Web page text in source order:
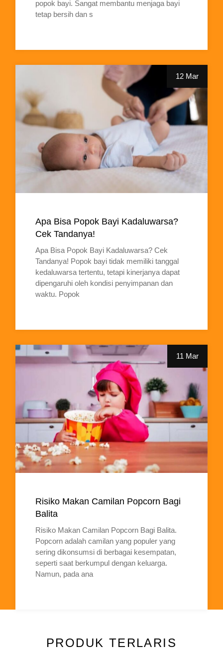
popok bayi. Sangat membantu menjaga bayi
tetap bersih dan s
12 Mar
Apa Bisa Popok Bayi Kadaluwarsa?
Cek Tandanya!
Apa Bisa Popok Bayi Kadaluwarsa? Cek
Tandanya! Popok bayi tidak memiliki tanggal
kedaluwarsa tertentu, tetapi kinerjanya dapat
dipengaruhi oleh kondisi penyimpanan dan
waktu. Popok
11 Mar
Risiko Makan Camilan Popcorn Bagi
Balita
Risiko Makan Camilan Popcorn Bagi Balita.
Popcorn adalah camilan yang populer yang
sering dikonsumsi di berbagai kesempatan,
seperti saat berkumpul dengan keluarga.
Namun, pada ana
PRODUK TERLARIS